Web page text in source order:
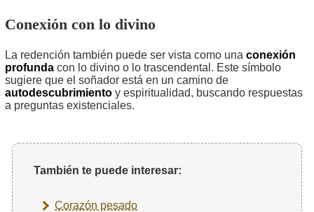
Conexión con lo divino
La redención también puede ser vista como una conexión
profunda con lo divino o lo trascendental. Este símbolo
sugiere que el soñador está en un camino de
autodescubrimiento y espiritualidad, buscando respuestas
a preguntas existenciales.
También te puede interesar:
Corazón pesado